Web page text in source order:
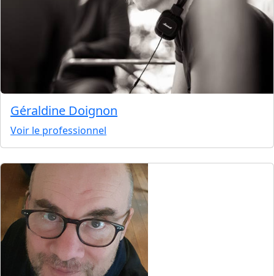
Géraldine Doignon
Voir le professionnel